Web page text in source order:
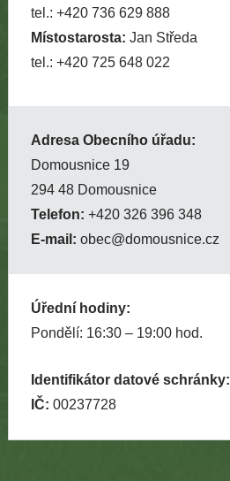
tel.: +420 736 629 888
Místostarosta: Jan Středa
tel.: +420 725 648 022
Adresa Obecního úřadu:
Domousnice 19
294 48 Domousnice
Telefon: +420 326 396 348
E-mail: obec@domousnice.cz
Úřední hodiny:
Pondělí: 16:30 – 19:00 hod.
Identifikátor datové schránky:
IČ: 00237728